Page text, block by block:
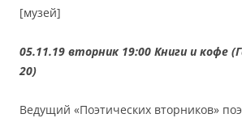
[музей]
05.11.19 вторник 19:00 Книги и кофе
20)
Ведущий «Поэтических вторников»